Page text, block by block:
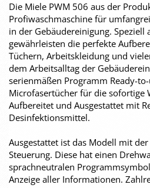
Die Miele PWM 506 aus der
Profiwaschmaschine für
in der Gebäudereinigung.
gewährleisten die perfekte
Tüchern, Arbeitskleidung und
dem Arbeitsalltag der
serienmäßen Programm Ready-
Microfasertücher für die sofortige
Aufbereitet und Ausgestattet mit
Desinfektionsmittel.
Ausgestattet ist das Modell mit
Steuerung. Diese hat einen
sprachneutralen
Anzeige aller Informationen.